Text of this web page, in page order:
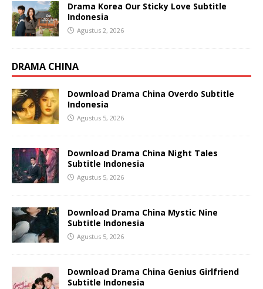
Drama Korea Our Sticky Love Subtitle
Indonesia
Agustus 2, 2026
DRAMA CHINA
Download Drama China Overdo Subtitle
Indonesia
Agustus 5, 2026
Download Drama China Night Tales
Subtitle Indonesia
Agustus 5, 2026
Download Drama China Mystic Nine
Subtitle Indonesia
Agustus 5, 2026
Download Drama China Genius Girlfriend
Subtitle Indonesia